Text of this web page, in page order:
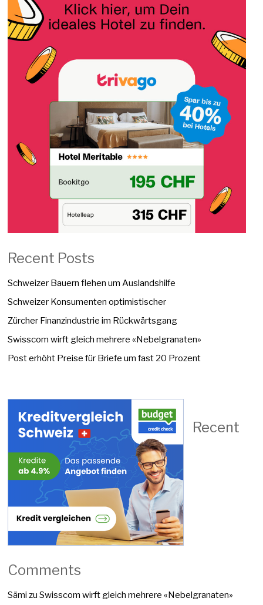
Recent Posts
Schweizer Bauern flehen um Auslandshilfe
Schweizer Konsumenten optimistischer
Zürcher Finanzindustrie im Rückwärtsgang
Swisscom wirft gleich mehrere «Nebelgranaten»
Post erhöht Preise für Briefe um fast 20 Prozent
Recent
Comments
Sämi zuSwisscom wirft gleich mehrere «Nebelgranaten»